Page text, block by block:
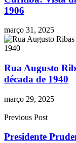
1906
março 31, 2025
Rua Augusto
década de 1940
março 29, 2025
Previous Post
Presidente